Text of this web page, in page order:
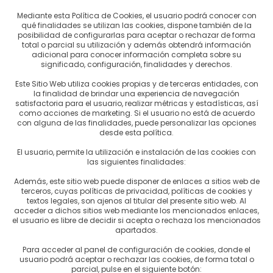
ecológicos controlados que reciben de agricultores de todo
de producción prestamos nuestro apoyo a distintos
en las zonas de producción, en ocasiones muy remotas.
y asesoramiento.
de la responsabilidad permanente de YOGI TEA® es el
Necesitan ayuda especialmente los niños. Ellos tienen
salir adelante por sí mismos. Es por ello que YOGI TEA®
proyecto Kumari en Nepal y el proyecto Nevandra en India.
linearis) es una planta de origen sudafricano cuyo
infusión por sus múltiples beneficios. También se conoce
con el té rojo Pu Erh ya que no proviene de la misma planta.
relacionada con las retamas y viene de la costa
de esta region ya utilizaba la planta desde tiempo
Mediante esta Política de Cookies, el usuario podrá conocer con
qué finalidades se utilizan las cookies, dispone también de la
posibilidad de configurarlas para aceptar o rechazar de forma
total o parcial su utilización y además obtendrá información
adicional para conocer información completa sobre su
significado, configuración, finalidades y derechos.
Este Sitio Web utiliza cookies propias y de terceras entidades, con
la finalidad de brindar una experiencia de navegación
satisfactoria para el usuario, realizar métricas y estadísticas, así
como acciones de marketing. Si el usuario no está de acuerdo
con alguna de las finalidades, puede personalizar las opciones
desde esta política.
El usuario, permite la utilización e instalación de las cookies con
las siguientes finalidades:
Además, este sitio web puede disponer de enlaces a sitios web de
terceros, cuyas políticas de privacidad, políticas de cookies y
textos legales, son ajenos al titular del presente sitio web. Al
acceder a dichos sitios web mediante los mencionados enlaces,
el usuario es libre de decidir si acepta o rechaza los mencionados
apartados.
Para acceder al panel de configuración de cookies, donde el
usuario podrá aceptar o rechazar las cookies, de forma total o
parcial, pulse en el siguiente botón: